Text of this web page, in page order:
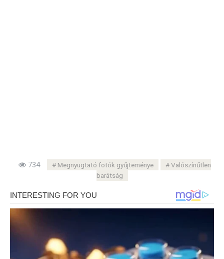
734 Megnyugtató fotók gyűjteménye
Valószínűtlen
barátság